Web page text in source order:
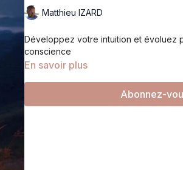
Matthieu IZARD
Développez votre intuition et évoluez
conscience
En savoir plus
Abonnez-